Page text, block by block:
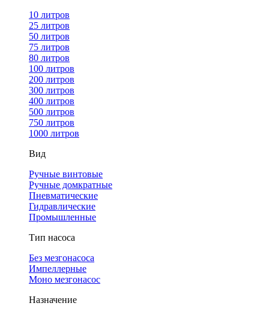
10 литров
25 литров
50 литров
75 литров
80 литров
100 литров
200 литров
300 литров
400 литров
500 литров
750 литров
1000 литров
Вид
Ручные винтовые
Ручные домкратные
Пневматические
Гидравлические
Промышленные
Тип насоса
Без мезгонасоса
Импеллерные
Моно мезгонасос
Назначение